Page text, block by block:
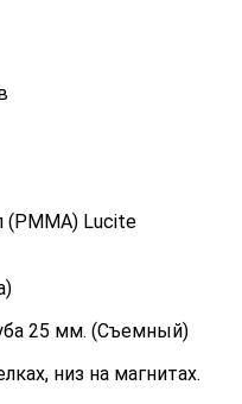
(PMMA) Lucite
25 мм. (Съемный)
низ на магнитах.